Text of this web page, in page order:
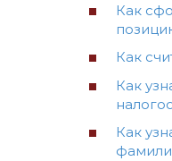
Как
Как
Как
Как